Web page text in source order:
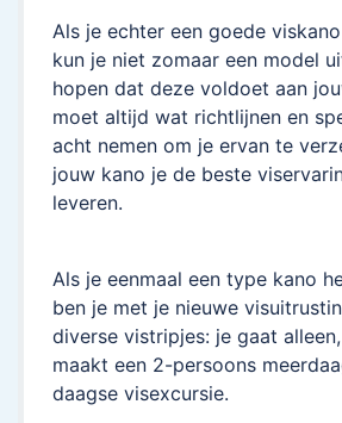
Als je echter een goede
kun je niet zomaar een model
hopen dat deze voldoet aan
moet altijd wat richtlijnen en
acht nemen om je ervan te
jouw kano je de beste
leveren.
Als je eenmaal een type kano
ben je met je nieuwe
diverse vistripjes: je gaat
maakt een 2-persoons
daagse visexcursie.